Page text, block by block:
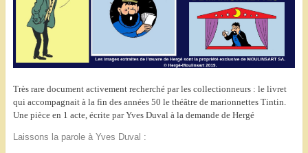
Très rare document activement recherché par les collectionneurs : le livret
qui accompagnait à la fin des années 50 le théâtre de marionnettes Tintin.
Une pièce en 1 acte, écrite par Yves Duval à la demande de Hergé
Laissons la parole à Yves Duval :